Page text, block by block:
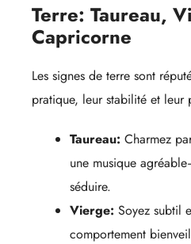
Terre: Taureau,
Capricorne
Les signes de terre sont
pratique, leur stabilité et leur
Taureau: Charmez
une musique
séduire.
Vierge: Soyez subtil
comportement